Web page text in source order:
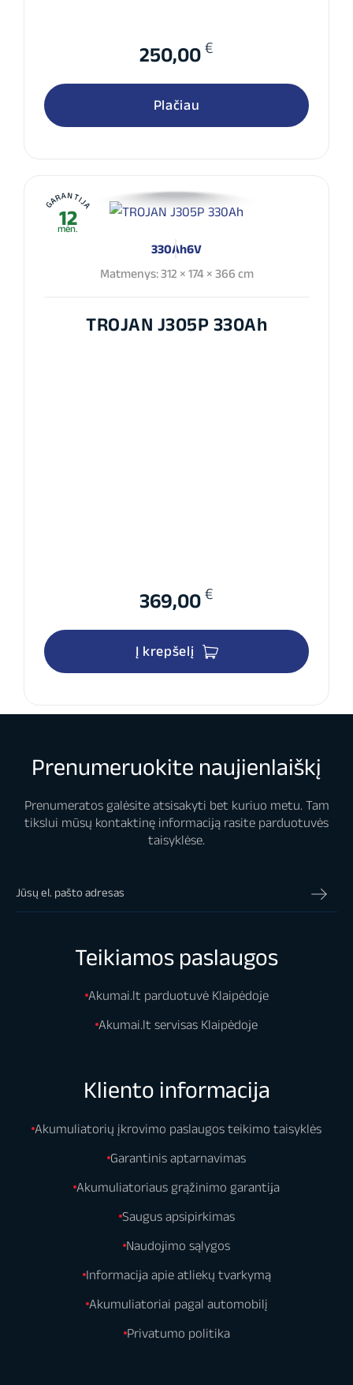
250,00 €
Plačiau
GARANTIJA
12
mėn.
330Ah6V
Matmenys: 312 × 174 × 366 cm
TROJAN J305P 330Ah
369,00 €
Į krepšelį
Prenumeruokite naujienlaiškį
Prenumeratos galėsite atsisakyti bet kuriuo metu. Tam
tikslui mūsų kontaktinę informaciją rasite parduotuvės
taisyklėse.
Teikiamos paslaugos
Akumai.lt parduotuvė Klaipėdoje
Akumai.lt servisas Klaipėdoje
Kliento informacija
Akumuliatorių įkrovimo paslaugos teikimo taisyklės
Garantinis aptarnavimas
Akumuliatoriaus grąžinimo garantija
Saugus apsipirkimas
Naudojimo sąlygos
Informacija apie atliekų tvarkymą
Akumuliatoriai pagal automobilį
Privatumo politika